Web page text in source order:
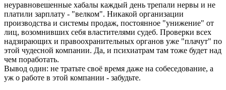
неуравновешенные хабалы каждый день трепали нервы и не
платили зарплату - "велком". Никакой организации
производства и системы продаж, постоянное "унижение" от
лиц, возомнивших себя властителями судеб. Проверки всех
надзирающих и правоохранительных органов уже "плачут" по
этой чудесной компании. Да, и психиатрам там тоже будет над
чем поработать.
Вывод один: не тратьте своё время даже на собеседование, а
уж о работе в этой компании - забудьте.